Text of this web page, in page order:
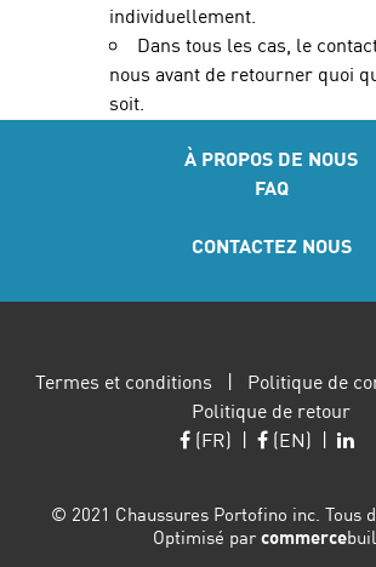
individuellement.
Dans tous les cas, le
nous avant de retourner quoi
soit.
À PROPOS DE NOUS
FAQ
CONTACTEZ NOUS
Termes et conditions | Politique de
Politique de retour
(FR) | (EN) |
© 2021 Chaussures Portofino inc. Tous
Optimisé par commerce